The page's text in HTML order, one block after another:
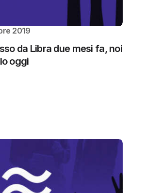
2019
da Libra due mesi fa, noi
oggi